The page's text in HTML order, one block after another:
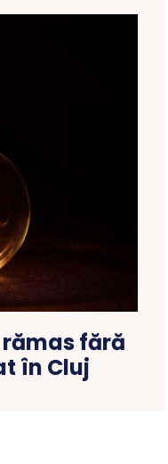
fără
în Cluj